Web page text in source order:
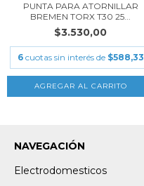
PUNTA PARA ATORNILLAR
BREMEN TORX T30 25...
$3.530,00
6 cuotas sin interés de $588,33
NAVEGACIÓN
Electrodomesticos